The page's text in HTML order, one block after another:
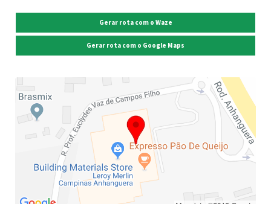
Gerar rota com o Waze
Gerar rota com o Google Maps